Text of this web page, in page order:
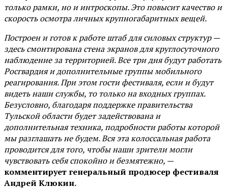
только рамки, но и интроскопы. Это повысит качество и
скорость осмотра личных крупногабаритных вещей.
Построен и готов к работе штаб для силовых структур —
здесь смонтирована стена экранов для круглосуточного
наблюдение за территорией. Все три дня будут работать
Росгвардия и дополнительные группы мобильного
реагирования. При этом гости фестиваля, если и будут
видеть наши службы, то только на входных группах.
Безусловно, благодаря поддержке правительства
Тульской области будет задействована и
дополнительная техника, подробности работы которой
мы разглашать не будем. Вся эта колоссальная работа
проводится для того, чтобы наши зрители могли
чувствовать себя спокойно и безмятежно, —
комментирует генеральный продюсер фестиваля
Андрей Клюкин.